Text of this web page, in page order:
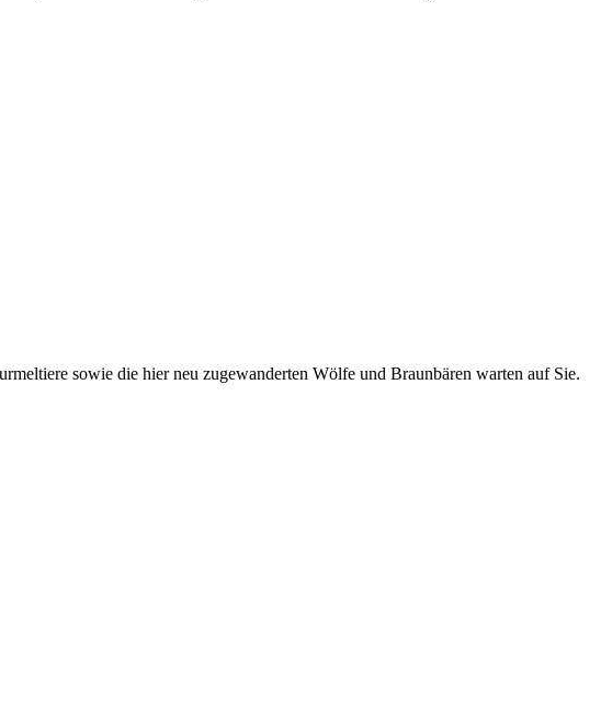
sowie die hier neu zugewanderten Wölfe und Braunbären warten auf Sie.